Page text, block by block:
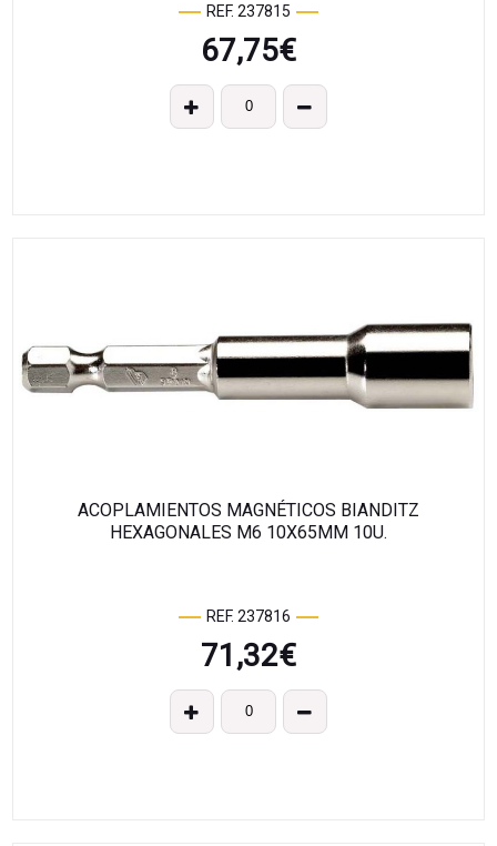
REF. 237815
67,75€
ACOPLAMIENTOS MAGNÉTICOS BIANDITZ
HEXAGONALES M6 10X65MM 10U.
REF. 237816
71,32€